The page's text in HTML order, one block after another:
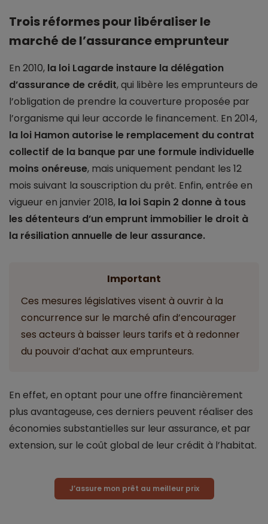
Trois réformes pour libéraliser le
marché de l’assurance emprunteur
En 2010, la loi Lagarde instaure la délégation
d’assurance de crédit, qui libère les emprunteurs de
l’obligation de prendre la couverture proposée par
l’organisme qui leur accorde le financement. En 2014,
la loi Hamon autorise le remplacement du contrat
collectif de la banque par une formule individuelle
moins onéreuse, mais uniquement pendant les 12
mois suivant la souscription du prêt. Enfin, entrée en
vigueur en janvier 2018, la loi Sapin 2 donne à tous
les détenteurs d’un emprunt immobilier le droit à
la résiliation annuelle de leur assurance.
Important
Ces mesures législatives visent à ouvrir à la
concurrence sur le marché afin d’encourager
ses acteurs à baisser leurs tarifs et à redonner
du pouvoir d’achat aux emprunteurs.
En effet, en optant pour une offre financièrement
plus avantageuse, ces derniers peuvent réaliser des
économies substantielles sur leur assurance, et par
extension, sur le coût global de leur crédit à l’habitat.
J’assure mon prêt au meilleur prix